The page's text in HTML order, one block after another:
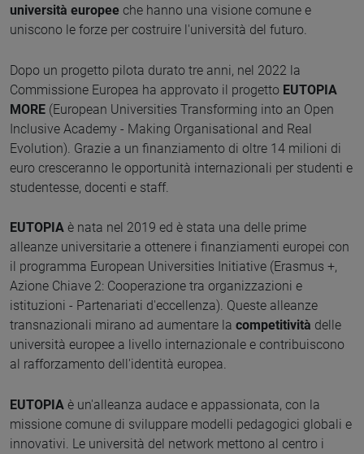
università europee che hanno una visione comune e
uniscono le forze per costruire l'università del futuro.
Dopo un progetto pilota durato tre anni, nel 2022 la
Commissione Europea ha approvato il progetto EUTOPIA
MORE (European Universities Transforming into an Open
Inclusive Academy - Making Organisational and Real
Evolution). Grazie a un finanziamento di oltre 14 milioni di
euro cresceranno le opportunità internazionali per studenti e
studentesse, docenti e staff.
EUTOPIA è nata nel 2019 ed è stata una delle prime
alleanze universitarie a ottenere i finanziamenti europei con
il programma European Universities Initiative (Erasmus +,
Azione Chiave 2: Cooperazione tra organizzazioni e
istituzioni - Partenariati d'eccellenza). Queste alleanze
transnazionali mirano ad aumentare la competitività delle
università europee a livello internazionale e contribuiscono
al rafforzamento dell'identità europea.
EUTOPIA è un'alleanza audace e appassionata, con la
missione comune di sviluppare modelli pedagogici globali e
innovativi. Le università del network mettono al centro i